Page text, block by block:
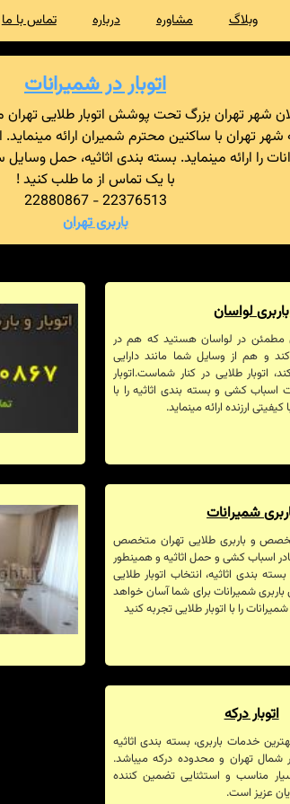
وبلاگ مشاوره درباره تماس با ما
اتوبار در شمیرانات
شهر تهران بزرگ تحت پوشش اتوبار طلایی
شهر تهران با ساکنین محترم شمیران ارائه
ارائه مینماید. بسته بندی اثاثیه، حمل
با یک تماس از ما طلب کنید !
22376513 - 22880867
باربری تهران
باربری لواسان
مطمئن در لواسان هستید که هم در
و هم از وسایل شما مانند دارایی
طلایی در کنار شماست.اتوبار
اسباب کشی و بسته بندی اثاثیه را با
ارزنده ارائه مینماید.
شمیرانات
و باربری طلایی تهران متخصص
اسباب کشی و حمل اثاثیه و همینطور
بندی اثاثیه، انتخاب اتوبار طلایی
باربری شمیرانات برای شما آسان خواهد
را با اتوبار طلایی تجربه کنید
اتوبار درکه
بهترین خدمات باربری، بسته بندی اثاثیه
تهران و محدوده درکه میباشد.
مناسب و استثنایی تضمین کننده
عزیز است.